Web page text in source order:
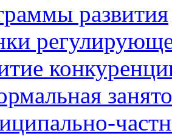
развития